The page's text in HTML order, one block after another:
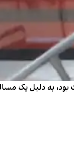
مونتانا در